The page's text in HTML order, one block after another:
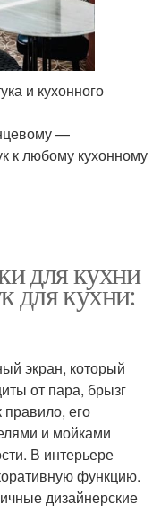
и кухонного
—
к любому кухонному
для кухни
для кухни:
экран, который
от пара, брызг
его
и мойками
В интерьере
функцию.
дизайнерские